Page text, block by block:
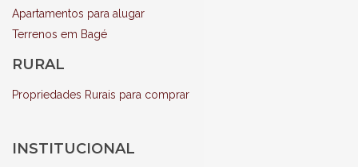
Apartamentos para alugar
Terrenos em Bagé
RURAL
Propriedades Rurais para comprar
INSTITUCIONAL